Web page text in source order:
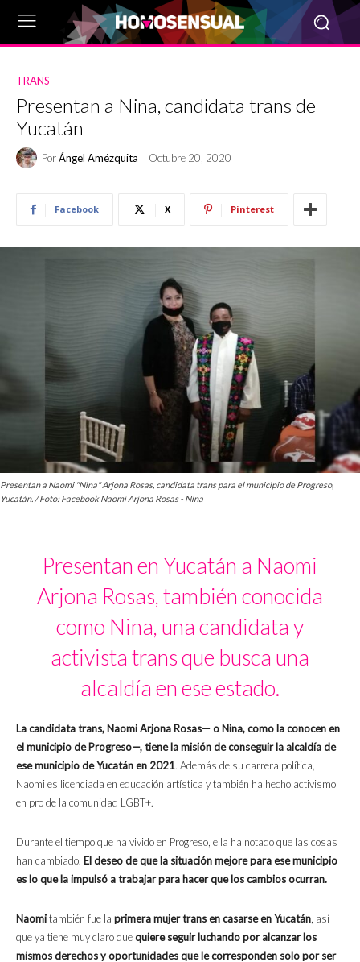
TRANS
Presentan a Nina, candidata trans de
Yucatán
PorÁngel Amézquita Octubre 20, 2020
Facebook X Pinterest
Presentan a Naomi "Nina" Arjona Rosas, candidata trans para el municipio de Progreso,
Yucatán. / Foto: Facebook Naomi Arjona Rosas - Nina
Presentan en Yucatán a Naomi
Arjona Rosas, también conocida
como Nina, una candidata y
activista trans que busca una
alcaldía en ese estado.
La candidata trans, Naomi Arjona Rosas— o Nina, como la conocen en
el municipio de Progreso—, tiene la misión de conseguir la alcaldía de
ese municipio de Yucatán en 2021. Además de su carrera política,
Naomi es licenciada en educación artística y también ha hecho activismo
en pro de la comunidad LGBT+.
Durante el tiempo que ha vivido en Progreso, ella ha notado que las cosas
han cambiado. El deseo de que la situación mejore para ese municipio
es lo que la impulsó a trabajar para hacer que los cambios ocurran.
Naomitambién fue la primera mujer trans en casarse en Yucatán , así
que ya tiene muy claro quequiere seguir luchando por alcanzar los
mismos derechos y oportunidades que le corresponden solo por ser